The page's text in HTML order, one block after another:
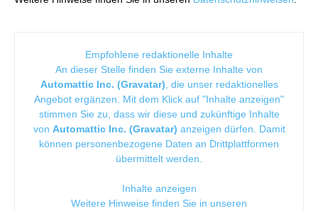
Empfohlene redaktionelle Inhalte
An dieser Stelle finden Sie externe Inhalte von
Automattic Inc. (Gravatar) , die unser redaktionelles
Angebot ergänzen. Mit dem Klick auf "Inhalte anzeigen"
stimmen Sie zu, dass wir diese und zukünftige Inhalte
von Automattic Inc. (Gravatar) anzeigen dürfen. Damit
können personenbezogene Daten an Drittplattformen
übermittelt werden.
Inhalte anzeigen
Weitere Hinweise finden Sie in unseren